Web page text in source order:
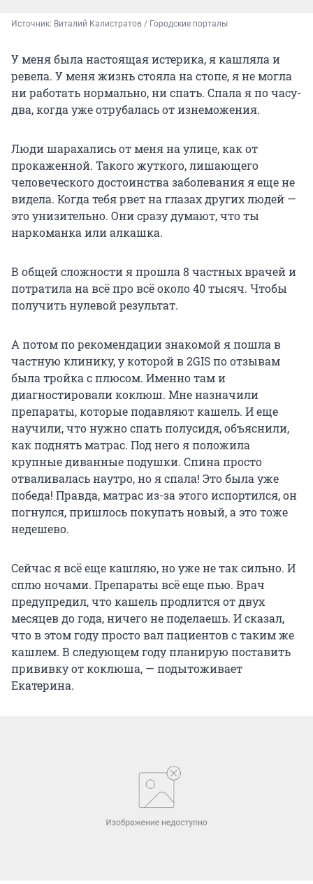
Источник: Виталий Калистратов / Городские порталы
У меня была настоящая истерика, я кашляла и
ревела. У меня жизнь стояла на стопе, я не могла
ни работать нормально, ни спать. Спала я по часу-
два, когда уже отрубалась от изнеможения.
Люди шарахались от меня на улице, как от
прокаженной. Такого жуткого, лишающего
человеческого достоинства заболевания я еще не
видела. Когда тебя рвет на глазах других людей —
это унизительно. Они сразу думают, что ты
наркоманка или алкашка.
В общей сложности я прошла 8 частных врачей и
потратила на всё про всё около 40 тысяч. Чтобы
получить нулевой результат.
А потом по рекомендации знакомой я пошла в
частную клинику, у которой в 2GIS по отзывам
была тройка с плюсом. Именно там и
диагностировали коклюш. Мне назначили
препараты, которые подавляют кашель. И еще
научили, что нужно спать полусидя, объяснили,
как поднять матрас. Под него я положила
крупные диванные подушки. Спина просто
отваливалась наутро, но я спала! Это была уже
победа! Правда, матрас из-за этого испортился, он
погнулся, пришлось покупать новый, а это тоже
недешево.
Сейчас я всё еще кашляю, но уже не так сильно. И
сплю ночами. Препараты всё еще пью. Врач
предупредил, что кашель продлится от двух
месяцев до года, ничего не поделаешь. И сказал,
что в этом году просто вал пациентов с таким же
кашлем. В следующем году планирую поставить
прививку от коклюша, — подытоживает
Екатерина.